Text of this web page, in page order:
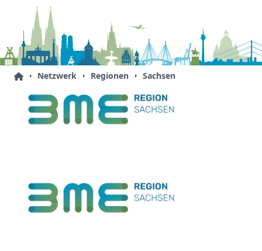
Netzwerk Regionen Sachsen